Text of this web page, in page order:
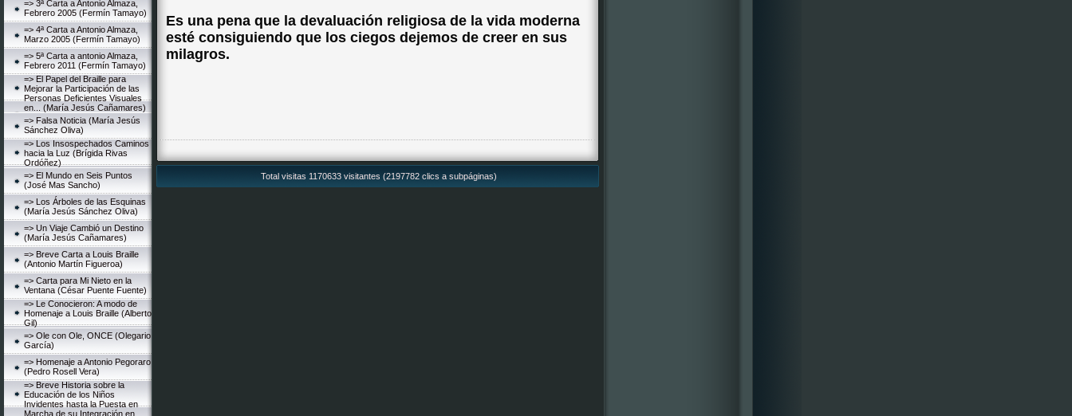
=> 3ª Carta a Antonio Almaza,
Febrero 2005 (Fermín Tamayo)
=> 4ª Carta a Antonio Almaza,
Marzo 2005 (Fermín Tamayo)
=> 5ª Carta a antonio Almaza,
Febrero 2011 (Fermín Tamayo)
=> El Papel del Braille para
Mejorar la Participación de las
Personas Deficientes Visuales
en... (María Jesús Cañamares)
=> Falsa Noticia (María Jesús
Sánchez Oliva)
=> Los Insospechados Caminos
hacia la Luz (Brígida Rivas
Ordóñez)
=> El Mundo en Seis Puntos
(José Mas Sancho)
=> Los Árboles de las Esquinas
(María Jesús Sánchez Oliva)
=> Un Viaje Cambió un Destino
(María Jesús Cañamares)
=> Breve Carta a Louis Braille
(Antonio Martín Figueroa)
=> Carta para Mi Nieto en la
Ventana (César Puente Fuente)
=> Le Conocieron: A modo de
Homenaje a Louis Braille (Alberto
Gil)
=> Ole con Ole, ONCE (Olegario
García)
=> Homenaje a Antonio Pegoraro
(Pedro Rosell Vera)
=> Breve Historia sobre la
Educación de los Niños
Invidentes hasta la Puesta en
Marcha de su Integración en
Es una pena que la devaluación religiosa de la vida moderna
esté consiguiendo que los ciegos dejemos de creer en sus
milagros.
Total visitas 1170633 visitantes (2197782 clics a subpáginas)